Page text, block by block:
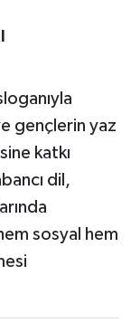
gençlerin yaz
katkı
dil,
sosyal hem